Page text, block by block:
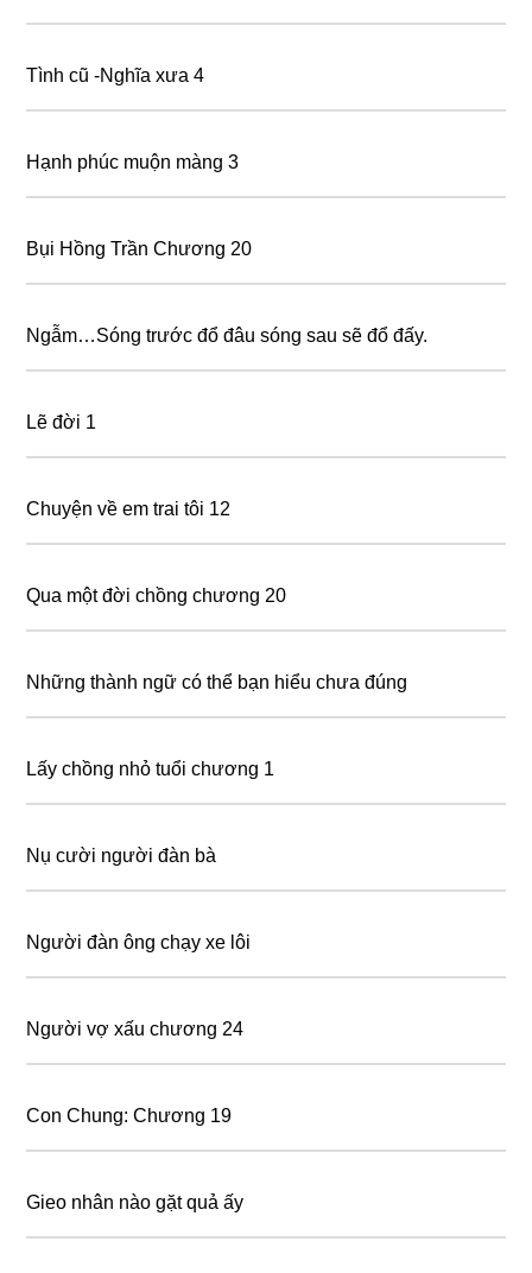
Tình cũ -Nghĩa xưa 4
Hạnh phúc muộn màng 3
Bụi Hồng Trần Chương 20
Ngẫm…Sóng trước đổ đâu sóng sau sẽ đổ đấy.
Lẽ đời 1
Chuyện về em trai tôi 12
Qua một đời chồng chương 20
Những thành ngữ có thể bạn hiểu chưa đúng
Lấy chồng nhỏ tuổi chương 1
Nụ cười người đàn bà
Người đàn ông chạy xe lôi
Người vợ xấu chương 24
Con Chung: Chương 19
Gieo nhân nào gặt quả ấy